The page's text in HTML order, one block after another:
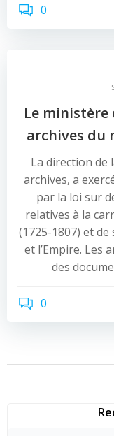
0
Le ministère
archives du
La direction de
archives, a
par la loi sur
relatives à la
(1725-1807) et
et l’Empire. Les
des
0